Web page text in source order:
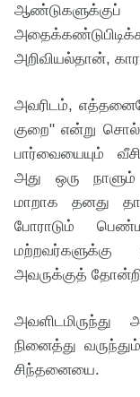
அறிவியல்தான்,
அவரிடம்,
குறை" என்று
பார்வையையும்
அது ஒரு நாளும்
மாறாக தனது
போராடும்
மற்றவர்களுக்கு
அவருக்குத்
நினைத்து
சிந்தனையை.